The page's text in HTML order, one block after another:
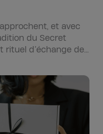
et avec
du Secret
rituel d’échange de